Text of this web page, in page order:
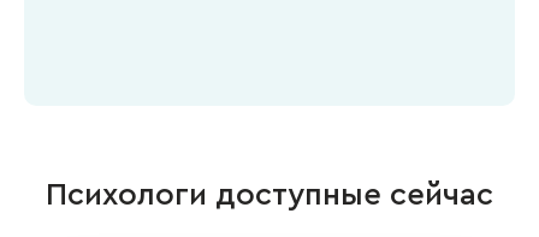
Психологи доступные сейчас